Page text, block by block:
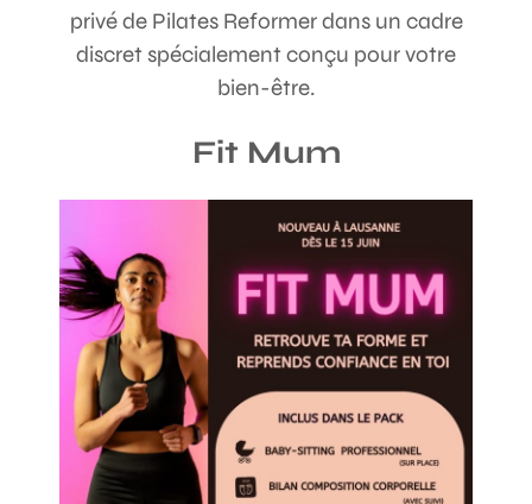
Functional Training
LPF (Low Pressure Fitness) for Body posture and pelvic
floor improvement
Health coaching
Aerodance/Hip Hop
Wellness Attitude
Avenue du Montchoisi 15
1006 Lausanne
079 505 82 17
privé de Pilates Reformer dans un cadre
discret spécialement conçu pour votre
bien-être.
Fit Mum